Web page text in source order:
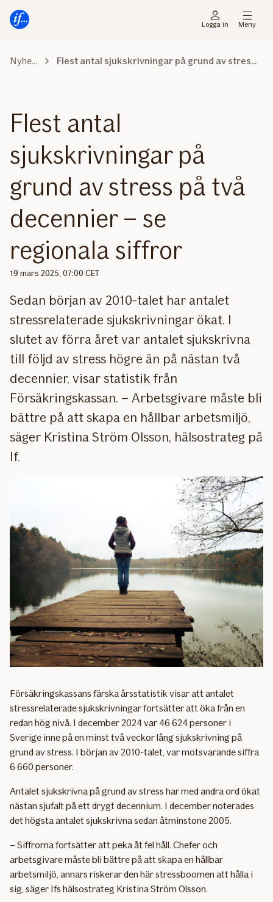
direkt
huvudmenyn
direkt
innehåll
Logga in Meny
Nyhetsrummet Flest antal sjukskrivningar på grund av stress på två decennier – se regionala siffror
Flest antal
sjukskrivningar på
grund av stress på två
decennier – se
regionala siffror
19 mars 2025, 07:00 CET
Sedan början av 2010-talet har antalet
stressrelaterade sjukskrivningar ökat. I
slutet av förra året var antalet sjukskrivna
till följd av stress högre än på nästan två
decennier, visar statistik från
Försäkringskassan. – Arbetsgivare måste bli
bättre på att skapa en hållbar arbetsmiljö,
säger Kristina Ström Olsson, hälsostrateg på
If.
Försäkringskassans färska årsstatistik visar att antalet
stressrelaterade sjukskrivningar fortsätter att öka från en
redan hög nivå. I december 2024 var 46 624 personer i
Sverige inne på en minst två veckor lång sjukskrivning på
grund av stress. I början av 2010-talet, var motsvarande siffra
6 660 personer.
Antalet sjukskrivna på grund av stress har med andra ord ökat
nästan sjufalt på ett drygt decennium. I december noterades
det högsta antalet sjukskrivna sedan åtminstone 2005.
– Siffrorna fortsätter att peka åt fel håll. Chefer och
arbetsgivare måste bli bättre på att skapa en hållbar
arbetsmiljö, annars riskerar den här stressboomen att hålla i
sig, säger Ifs hälsostrateg Kristina Ström Olsson.